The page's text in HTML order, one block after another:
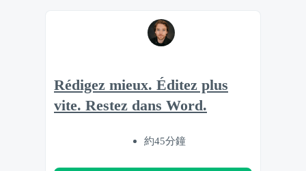
Rédigez mieux. Éditez plus
vite. Restez dans Word.
約45分鐘